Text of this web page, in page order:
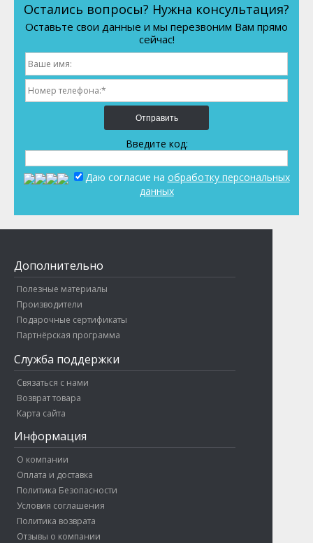
Остались вопросы? Нужна консультация?
Оставьте свои данные и мы перезвоним Вам прямо
сейчас!
Отправить
Введите код:
Даю согласие на обработку персональных
данных
Дополнительно
Полезные материалы
Производители
Подарочные сертификаты
Партнёрская программа
Служба поддержки
Связаться с нами
Возврат товара
Карта сайта
Информация
О компании
Оплата и доставка
Политика Безопасности
Условия соглашения
Политика возврата
Отзывы о компании